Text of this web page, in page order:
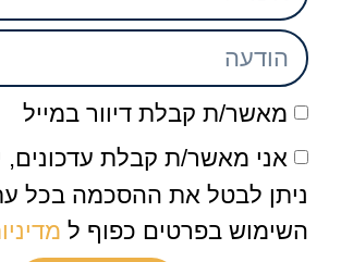
מאשר/ת קבלת דיוור במייל
אני מאשר/ת קבלת עדכונים,
ניתן לבטל את ההסכמה בכל
השימוש בפרטים כפוף ל